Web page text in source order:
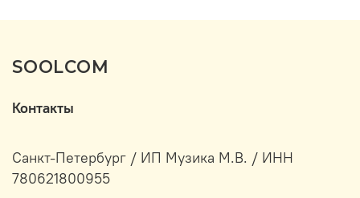
SOOLCOM
Контакты
Санкт-Петербург / ИП Музика М.В. / ИНН
780621800955